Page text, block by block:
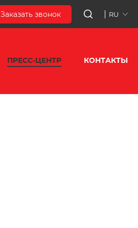
Заказать звонок RU
ПРЕСС-ЦЕНТР КОНТАКТЫ